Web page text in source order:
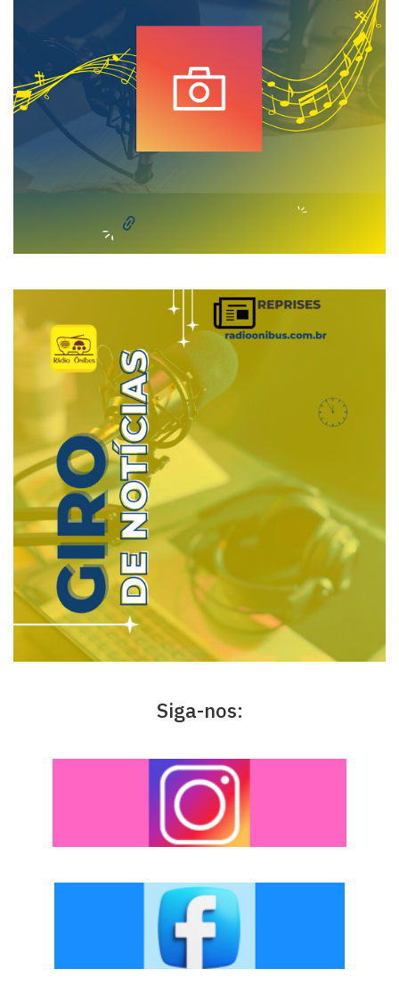
Siga-nos: